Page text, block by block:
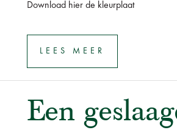
Download hier de kleurplaat
LEES MEER
Een